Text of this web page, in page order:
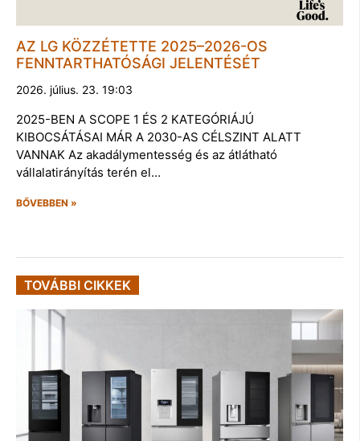
AZ LG KÖZZÉTETTE 2025–2026-OS
FENNTARTHATÓSÁGI JELENTÉSÉT
2026. július. 23. 19:03
2025-BEN A SCOPE 1 ÉS 2 KATEGÓRIÁJÚ
KIBOCSÁTÁSAI MÁR A 2030-AS CÉLSZINT ALATT
VANNAK Az akadálymentesség és az átlátható
vállalatirányítás terén el…
BŐVEBBEN »
TOVÁBBI CIKKEK